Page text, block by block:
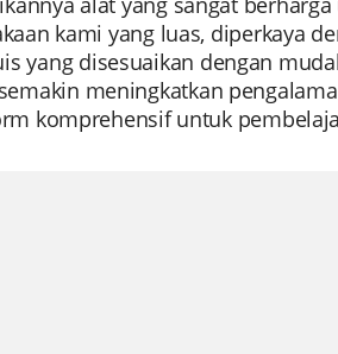
kami yang luas, diperkaya
yang disesuaikan dengan
meningkatkan
komprehensif untuk